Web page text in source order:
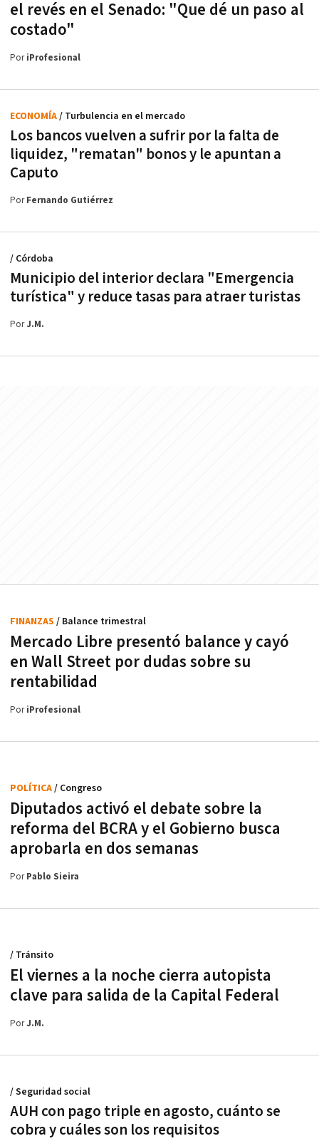
el revés en el Senado: "Que dé un paso al
costado"
PoriProfesional
Los bancos vuelven a sufrir por la falta de
liquidez, "rematan" bonos y le apuntan a
Caputo
ECONOMÍA/ Turbulencia en el mercado
PorFernando Gutiérrez
Municipio del interior declara "Emergencia
turística" y reduce tasas para atraer turistas
/ Córdoba
PorJ.M.
Mercado Libre presentó balance y cayó
en Wall Street por dudas sobre su
rentabilidad
FINANZAS / Balance trimestral
PoriProfesional
Diputados activó el debate sobre la
reforma del BCRA y el Gobierno busca
aprobarla en dos semanas
POLÍTICA/ Congreso
PorPablo Sieira
El viernes a la noche cierra autopista
clave para salida de la Capital Federal
/ Tránsito
PorJ.M.
AUH con pago triple en agosto, cuánto se
cobra y cuáles son los requisitos
/ Seguridad social